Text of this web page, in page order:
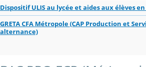
Dispositif ULIS au lycée et aides aux élèves
GRETA CFA Métropole (CAP Production et
alternance)